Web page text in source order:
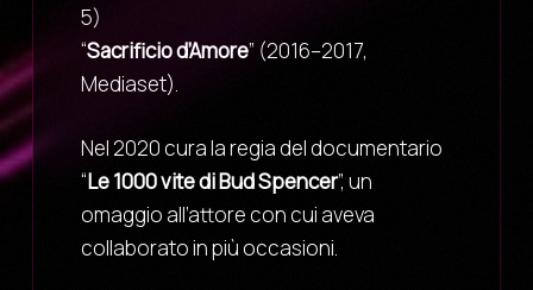
5)
“Sacrificio d’Amore” (2016–2017,
Mediaset).
Nel 2020 cura la regia del documentario
“Le 1000 vite di Bud Spencer”, un
omaggio all’attore con cui aveva
collaborato in più occasioni.